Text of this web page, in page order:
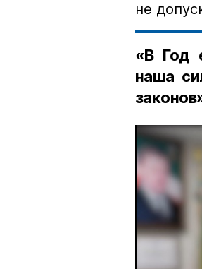
не
«В Год
наша